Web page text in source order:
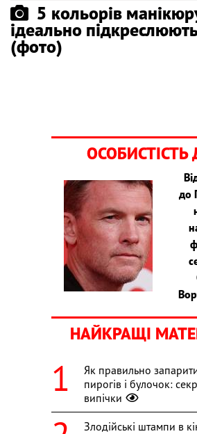
5 кольорів
ідеально
(фото)
ОСОБИСТІСТЬ
до
НАЙКРАЩІ
Як правильно
пирогів і булочок:
випічки
Злодійські штампи в